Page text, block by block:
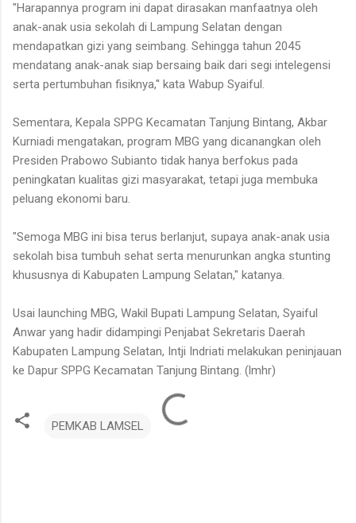
"Harapannya program ini dapat dirasakan manfaatnya oleh
anak-anak usia sekolah di Lampung Selatan dengan
mendapatkan gizi yang seimbang. Sehingga tahun 2045
mendatang anak-anak siap bersaing baik dari segi intelegensi
serta pertumbuhan fisiknya,'' kata Wabup Syaiful.
Sementara, Kepala SPPG Kecamatan Tanjung Bintang, Akbar
Kurniadi mengatakan, program MBG yang dicanangkan oleh
Presiden Prabowo Subianto tidak hanya berfokus pada
peningkatan kualitas gizi masyarakat, tetapi juga membuka
peluang ekonomi baru.
"Semoga MBG ini bisa terus berlanjut, supaya anak-anak usia
sekolah bisa tumbuh sehat serta menurunkan angka stunting
khususnya di Kabupaten Lampung Selatan," katanya.
Usai launching MBG, Wakil Bupati Lampung Selatan, Syaiful
Anwar yang hadir didampingi Penjabat Sekretaris Daerah
Kabupaten Lampung Selatan, Intji Indriati melakukan peninjauan
ke Dapur SPPG Kecamatan Tanjung Bintang. (lmhr)
PEMKAB LAMSEL